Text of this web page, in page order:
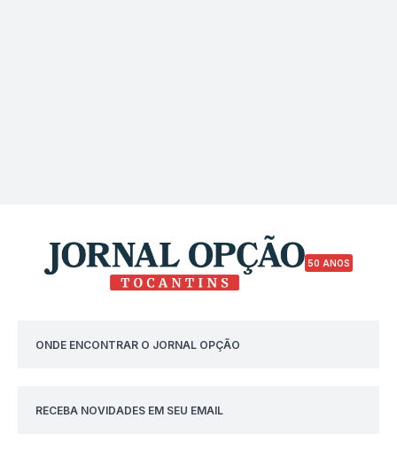
50 ANOS
ONDE ENCONTRAR O JORNAL OPÇÃO
RECEBA NOVIDADES EM SEU EMAIL